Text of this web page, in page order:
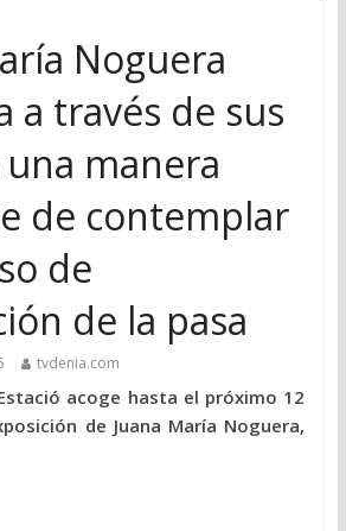
Noguera
a través de sus
manera
de contemplar
de
de la pasa
tvdenia.com
acoge hasta el próximo 12
de Juana María Noguera,